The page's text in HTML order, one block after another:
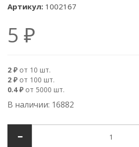
Артикул: 1002167
5 ₽
2 ₽ от 10 шт.
2 ₽ от 100 шт.
0.4 ₽ от 5000 шт.
В наличии: 16882